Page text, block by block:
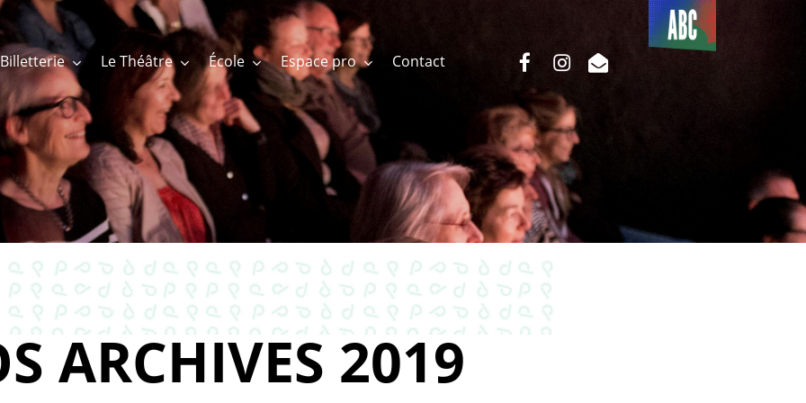
Billetterie Le Théâtre École Espace pro Contact
Du côté
de l’ABC
facebookinstagram
email
ARCHIVES 2019